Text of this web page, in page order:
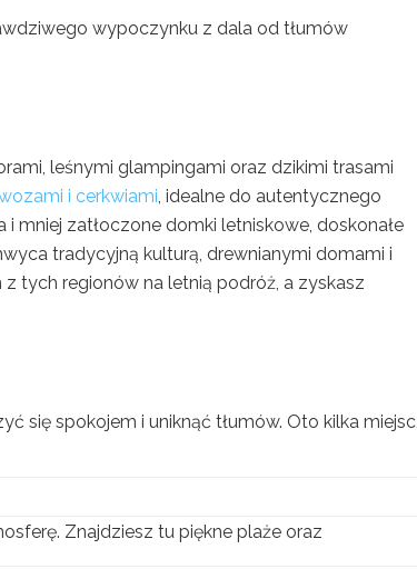
wypoczynku z dala od tłumów
leśnymi glampingami oraz dzikimi trasami
i cerkwiami , idealne do autentycznego
mniej zatłoczone domki letniskowe, doskonałe
tradycyjną kulturą, drewnianymi domami i
tych regionów na letnią podróż, a zyskasz
się spokojem i uniknąć tłumów. Oto kilka miejsc,
Znajdziesz tu piękne plaże oraz